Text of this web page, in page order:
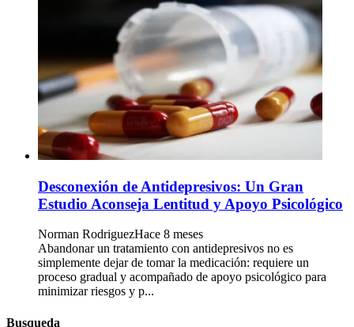
Desconexión de Antidepresivos: Un Gran
Estudio Aconseja Lentitud y Apoyo Psicológico
Norman RodriguezHace 8 meses
Abandonar un tratamiento con antidepresivos no es
simplemente dejar de tomar la medicación: requiere un
proceso gradual y acompañado de apoyo psicológico para
minimizar riesgos y p...
Busqueda